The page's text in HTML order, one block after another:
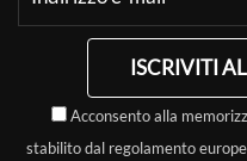
ISCRIVITI
Acconsento alla
stabilito dal regolamento